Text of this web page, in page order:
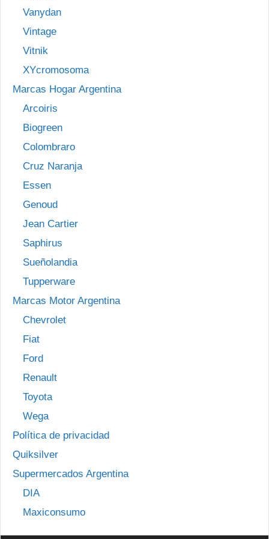
Vanydan
Vintage
Vitnik
XYcromosoma
Marcas Hogar Argentina
Arcoiris
Biogreen
Colombraro
Cruz Naranja
Essen
Genoud
Jean Cartier
Saphirus
Sueñolandia
Tupperware
Marcas Motor Argentina
Chevrolet
Fiat
Ford
Renault
Toyota
Wega
Política de privacidad
Quiksilver
Supermercados Argentina
DIA
Maxiconsumo